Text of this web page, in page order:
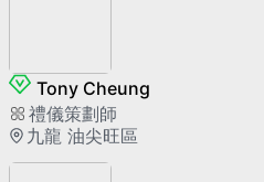
Tony Cheung
禮儀策劃師
九龍 油尖旺區